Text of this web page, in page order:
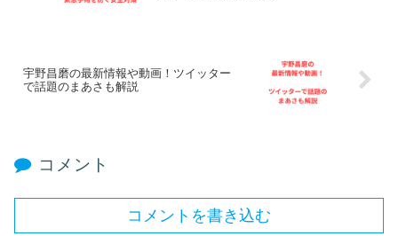
宇野昌磨の最新情報や動画！ツイッター
で話題のまあさも解説
コメント
コメントを書き込む